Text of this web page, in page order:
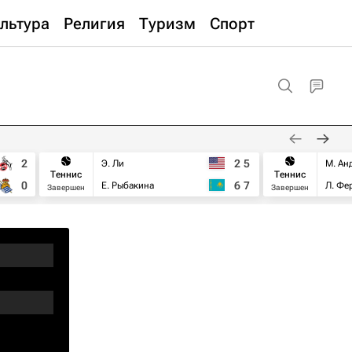
Религия Туризм Спорт
2
0
Теннис
Завершен
Э. Ли
Е. Рыбакина
2 5
6 7
Теннис
Завершен
М.
Л.